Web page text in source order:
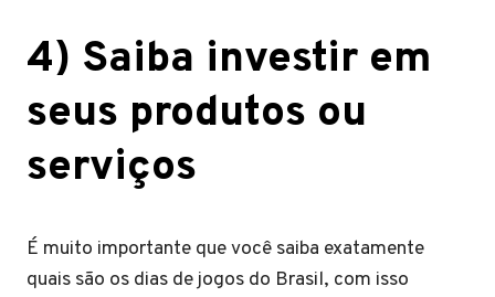
4) Saiba investir em
seus produtos ou
serviços
É muito importante que você saiba exatamente
quais são os dias de jogos do Brasil, com isso